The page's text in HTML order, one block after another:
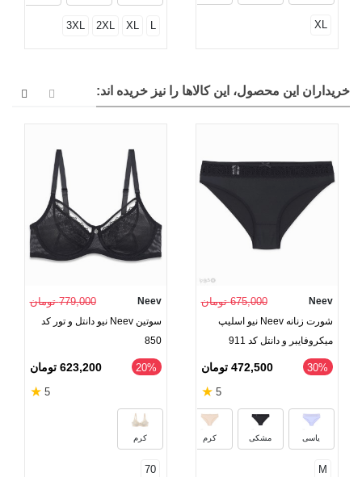
XL
L
XL
2XL
3XL
خریداران این محصول، این کالاها را نیز خریده اند:
Neev 675,000 تومان
شورت زنانه Neev نیو اسلیپ
میکروفایبر و دانتل کد 911
‎30% 472,500 تومان
5
★
یاسی مشکی کرم
رنگ بدن
M
Neev 779,000 تومان
سوتین Neev نیو دانتل و تور کد
850
‎20% 623,200 تومان
5
★
کرم
70